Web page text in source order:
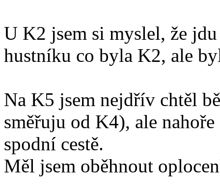
U K2 jsem si myslel, že
hustníku co byla K2, ale
Na K5 jsem nejdřív chtěl
směřuju od K4), ale
spodní cestě.
Měl jsem oběhnout